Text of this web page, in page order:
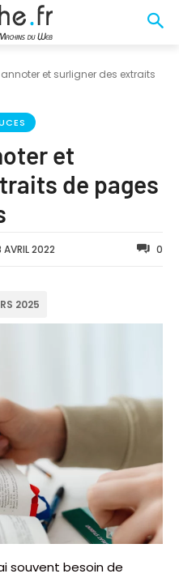
et surligner des extraits
et
de pages
AVRIL 2022 0
2025
souvent besoin de